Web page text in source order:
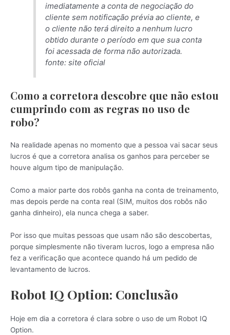
imediatamente a conta de negociação do
cliente sem notificação prévia ao cliente, e
o cliente não terá direito a nenhum lucro
obtido durante o período em que sua conta
foi acessada de forma não autorizada.
fonte: site oficial
Como a corretora descobre que não estou
cumprindo com as regras no uso de
robo?
Na realidade apenas no momento que a pessoa vai sacar seus
lucros é que a corretora analisa os ganhos para perceber se
houve algum tipo de manipulação.
Como a maior parte dos robôs ganha na conta de treinamento,
mas depois perde na conta real (SIM, muitos dos robôs não
ganha dinheiro), ela nunca chega a saber.
Por isso que muitas pessoas que usam não são descobertas,
porque simplesmente não tiveram lucros, logo a empresa não
fez a verificação que acontece quando há um pedido de
levantamento de lucros.
Robot IQ Option: Conclusão
Hoje em dia a corretora é clara sobre o uso de um Robot IQ
Option.